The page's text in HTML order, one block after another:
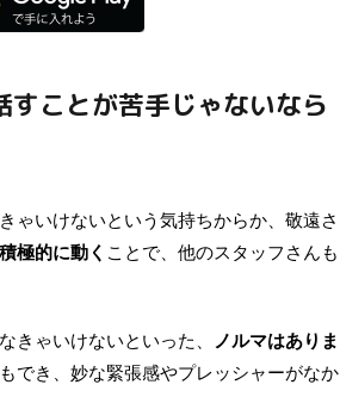
ことが苦手じゃないなら
ゃいけないという気持ちからか、敬遠さ
極的に動く ことで、他のスタッフさんも
きゃいけないといった、
ノルマはありま
でき、妙な緊張感やプレッシャーがなか